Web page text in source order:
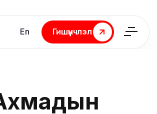
En
Гишүүнчлэл
Гишүүнчлэл